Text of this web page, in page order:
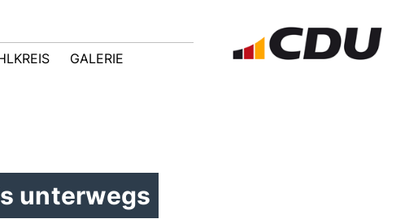
GALERIE
unterwegs